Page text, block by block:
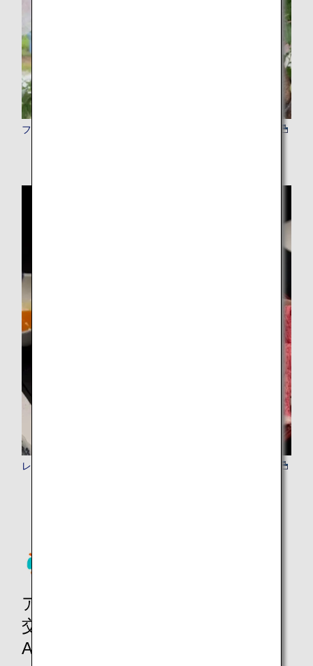
フードツアー
レストラン予約
アクティビティ、テーマパーク、
交通、Wi-Fi&SIMカード、その他！
ANAマイレージクラブ会員ならマ